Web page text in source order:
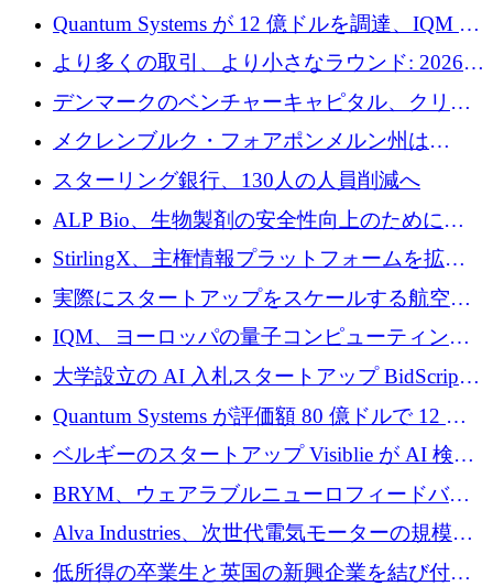
との提携で軍用ドローンにソフトウェアファ
ースト戦略を採用
Quantum Systems が 12 億ドルを調達、IQM が
米国の主要取引所で初の欧州量子企業とな
る、6 月に欧州のスタートアップ資金調達
より多くの取引、より小さなラウンド: 2026
年 6 月に欧州のスタートアップ資金調達
デンマークのベンチャーキャピタル、クリメ
ンタム・キャピタルが気候変動対策ハードウ
を確保
メクレンブルク・フォアポンメルン州は
Nextcloud を州全体に展開し、オープンソース
戦略を拡大
スターリング銀行、130人の人員削減へ
ALP Bio、生物製剤の安全性向上のために
Venture Kick から 16 万 1,000 ユーロを調達
StirlingX、主権情報プラットフォームを拡張
するためにシリーズ A で 2,000 万ドルを確保
実際にスタートアップをスケールする航空イ
ノベーション モデルを学ぶ
IQM、ヨーロッパの量子コンピューティング
企業として初めて米国の主要取引所に上場
大学設立の AI 入札スタートアップ BidScript
がプレシード資金総額 100 万ドルを突破
Quantum Systems が評価額 80 億ドルで 12 億
ドルを調達
ベルギーのスタートアップ Visiblie が AI 検索
の可視化のために 50 万ユーロを調達
BRYM、ウェアラブルニューロフィードバッ
クプラットフォームの開発に65万ユーロを確
Alva Industries、次世代電気モーターの規模拡
大に 1,600 万ユーロを調達
低所得の卒業生と英国の新興企業を結び付け